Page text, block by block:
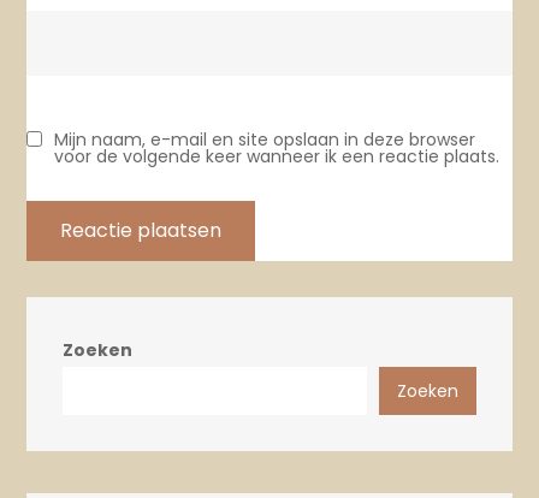
Mijn naam, e-mail en site opslaan in deze browser
voor de volgende keer wanneer ik een reactie plaats.
Zoeken
Zoeken